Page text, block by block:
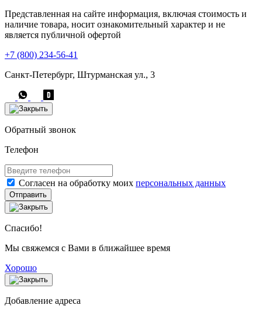
Представленная на сайте информация, включая стоимость и
наличие товара, носит ознакомительный характер и не
является публичной офертой
+7 (800) 234-56-41
Санкт-Петербург, Штурманская ул., 3
Обратный звонок
Телефон
Согласен на обработку моих персональных данных
Отправить
Спасибо!
Мы свяжемся с Вами в ближайшее время
Хорошо
Добавление адреса